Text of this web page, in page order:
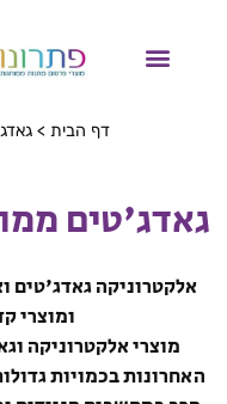
דף הבית >
גאדג'טים
אלקטרוניקה גאדג'טים
ומוצרי
מוצרי אלקטרוניקה
האחרונות בכמויות